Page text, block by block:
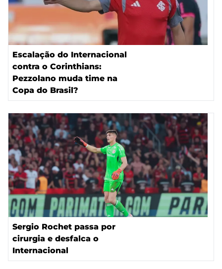
Escalação do Internacional
contra o Corinthians:
Pezzolano muda time na
Copa do Brasil?
Sergio Rochet passa por
cirurgia e desfalca o
Internacional